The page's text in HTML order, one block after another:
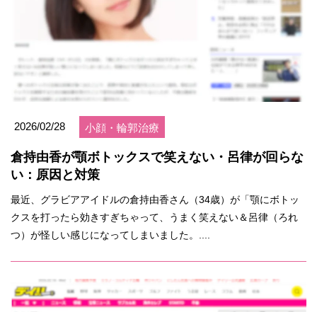
2026/02/28 小顔・輪郭治療
倉持由香が顎ボトックスで笑えない・呂律が回らな
い：原因と対策
最近、グラビアアイドルの倉持由香さん（34歳）が「顎にボトッ
クスを打ったら効きすぎちゃって、うまく笑えない＆呂律（ろれ
つ）が怪しい感じになってしまいました。....